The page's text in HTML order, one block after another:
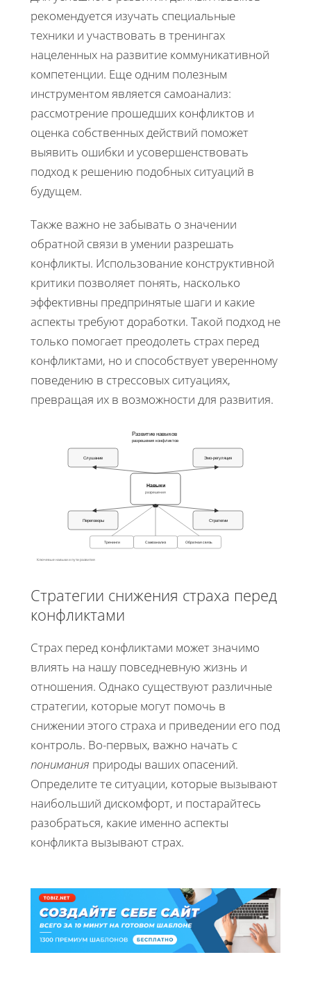
рекомендуется изучать специальные
техники и участвовать в тренингах
нацеленных на развитие коммуникативной
компетенции. Еще одним полезным
инструментом является самоанализ:
рассмотрение прошедших конфликтов и
оценка собственных действий поможет
выявить ошибки и усовершенствовать
подход к решению подобных ситуаций в
будущем.
Также важно не забывать о значении
обратной связи в умении разрешать
конфликты. Использование конструктивной
критики позволяет понять, насколько
эффективны предпринятые шаги и какие
аспекты требуют доработки. Такой подход не
только помогает преодолеть страх перед
конфликтами, но и способствует уверенному
поведению в стрессовых ситуациях,
превращая их в возможности для развития.
Развитие навыков
разрешения конфликтов
Слушание Эмо-регуляция
Навыки
разрешения
Переговоры Стратегии
Тренинги Самоанализ Обратная связь
Ключевые навыки и пути развития
Стратегии снижения страха перед
конфликтами
Страх перед конфликтами может значимо
влиять на нашу повседневную жизнь и
отношения. Однако существуют различные
стратегии, которые могут помочь в
снижении этого страха и приведении его под
контроль. Во-первых, важно начать с
понимания природы ваших опасений.
Определите те ситуации, которые вызывают
наибольший дискомфорт, и постарайтесь
разобраться, какие именно аспекты
конфликта вызывают страх.